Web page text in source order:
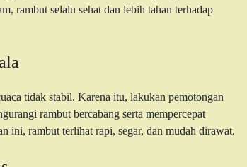
rambut selalu sehat dan lebih tahan terhadap
tidak stabil. Karena itu, lakukan pemotongan
rambut bercabang serta mempercepat
ini, rambut terlihat rapi, segar, dan mudah dirawat.